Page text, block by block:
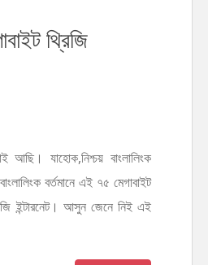
থ্রিজি
যাহোক,নিশ্চয় বাংলালিংক
বর্তমানে এই ৭৫ মেগাবাইট
ইন্টারনেট। আসুন জেনে নিই এই